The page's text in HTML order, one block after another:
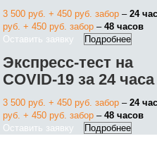
3 500 руб. + 450 руб. забор – 24
руб. + 450 руб. забор – 48 часов
Оставить заявку
Подробнее
Экспресс-тест на
COVID-19 за 24 часа
3 500 руб. + 450 руб. забор – 24
руб. + 450 руб. забор – 48 часов
Оставить заявку
Подробнее